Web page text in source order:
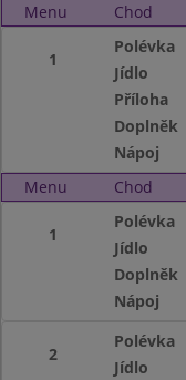
Menu Chod
1
Polévka
Jídlo
Příloha
Doplněk
Nápoj
Menu
Chod
1
Polévka
Jídlo
Doplněk
Nápoj
2
Polévka
Jídlo